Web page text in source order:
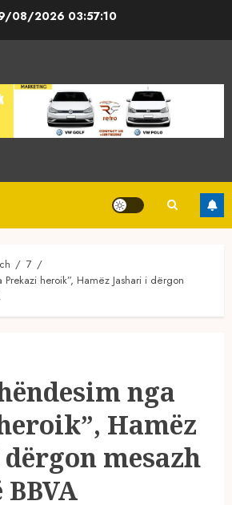
08/2026 03:57:10
7
heroik”, Hamëz Jashari i dërgon
nga
Hamëz
mesazh